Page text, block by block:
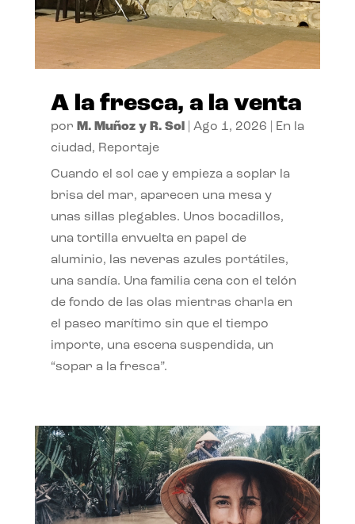
A la fresca, a la venta
por M. Muñoz y R. Sol| Ago 1, 2026
En la
ciudad, Reportaje
Cuando el sol cae y empieza a soplar la
brisa del mar, aparecen una mesa y
unas sillas plegables. Unos bocadillos,
una tortilla envuelta en papel de
aluminio, las neveras azules portátiles,
una sandía. Una familia cena con el telón
de fondo de las olas mientras charla en
el paseo marítimo sin que el tiempo
importe, una escena suspendida, un
“sopar a la fresca”.